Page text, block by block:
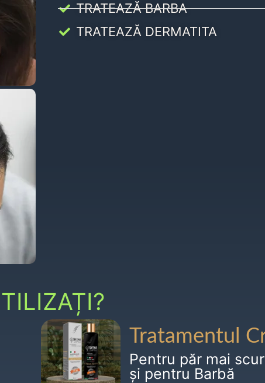
TRATEAZĂ BARBA
TRATEAZĂ DERMATITA
Tratamentul
Pentru păr mai
și pentru Barbă